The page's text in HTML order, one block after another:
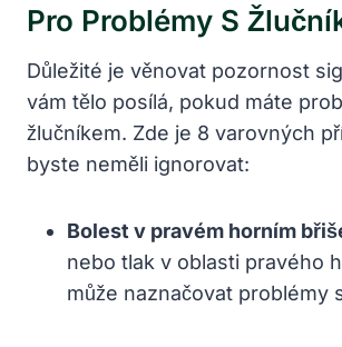
Pro Problémy S
Důležité je věnovat pozornost
vám tělo posílá, pokud máte
žlučníkem. Zde je 8 varovných
byste neměli ignorovat:
Bolest v pravém horním
nebo tlak v oblasti pravého
může naznačovat problémy